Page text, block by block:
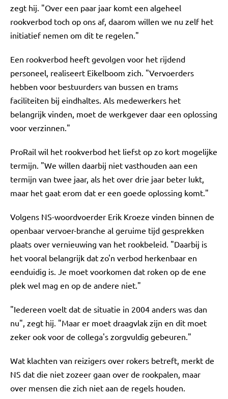
zegt hij. "Over een paar jaar komt een algeheel
rookverbod toch op ons af, daarom willen we nu zelf het
initiatief nemen om dit te regelen."
Een rookverbod heeft gevolgen voor het rijdend
personeel, realiseert Eikelboom zich. "Vervoerders
hebben voor bestuurders van bussen en trams
faciliteiten bij eindhaltes. Als medewerkers het
belangrijk vinden, moet de werkgever daar een oplossing
voor verzinnen."
ProRail wil het rookverbod het liefst op zo kort mogelijke
termijn. "We willen daarbij niet vasthouden aan een
termijn van twee jaar, als het over drie jaar beter lukt,
maar het gaat erom dat er een goede oplossing komt."
Volgens NS-woordvoerder Erik Kroeze vinden binnen de
openbaar vervoer-branche al geruime tijd gesprekken
plaats over vernieuwing van het rookbeleid. "Daarbij is
het vooral belangrijk dat zo'n verbod herkenbaar en
eenduidig is. Je moet voorkomen dat roken op de ene
plek wel mag en op de andere niet."
"Iedereen voelt dat de situatie in 2004 anders was dan
nu", zegt hij. "Maar er moet draagvlak zijn en dit moet
zeker ook voor de collega's zorgvuldig gebeuren."
Wat klachten van reizigers over rokers betreft, merkt de
NS dat die niet zozeer gaan over de rookpalen, maar
over mensen die zich niet aan de regels houden.